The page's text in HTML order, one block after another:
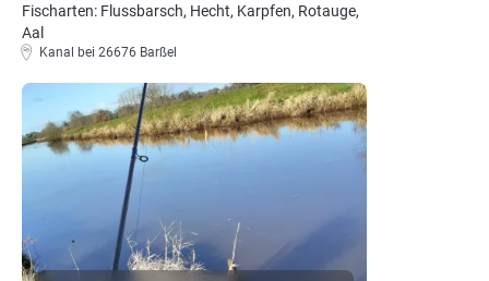
Fischarten: Flussbarsch, Hecht, Karpfen, Rotauge,
Aal
Kanal bei 26676 Barßel